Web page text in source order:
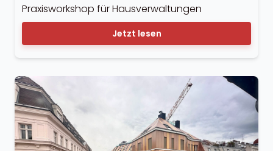
Praxisworkshop für Hausverwaltungen
Jetzt lesen